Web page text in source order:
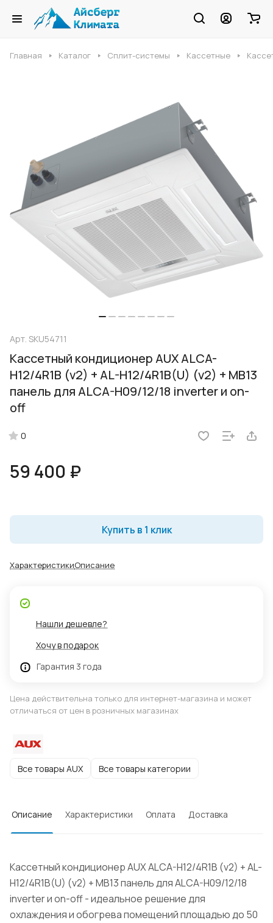
Главная Каталог Сплит-системы Кассетные
Арт. SKU54711
Кассетный кондиционер AUX ALCA-
H12/4R1B (v2) + AL-H12/4R1B(U) (v2) + MB13
панель для ALCA-H09/12/18 inverter и on-
off
0
59 400 ₽
Купить в 1 клик
ХарактеристикиОписание
Нашли дешевле?
Хочу в подарок
Гарантия 3 года
Цена действительна только для интернет-магазина и может
отличаться от цен в розничных магазинах
Все товары AUX Все товары категории
Описание Характеристики Оплата Доставка
Кассетный кондиционер AUX ALCA-H12/4R1B (v2) + AL-
H12/4R1B(U) (v2) + MB13 панель для ALCA-H09/12/18
inverter и on-off - идеальное решение для
охлаждения и обогрева помещений площадью до 50